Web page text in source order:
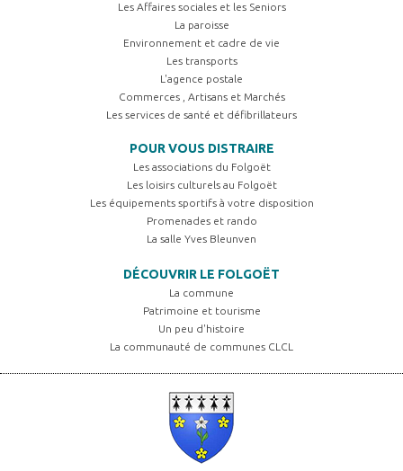
Les Affaires sociales et les Seniors
La paroisse
Environnement et cadre de vie
Les transports
L'agence postale
Commerces , Artisans et Marchés
Les services de santé et défibrillateurs
POUR VOUS DISTRAIRE
Les associations du Folgoët
Les loisirs culturels au Folgoët
Les équipements sportifs à votre disposition
Promenades et rando
La salle Yves Bleunven
DÉCOUVRIR LE FOLGOËT
La commune
Patrimoine et tourisme
Un peu d'histoire
La communauté de communes CLCL